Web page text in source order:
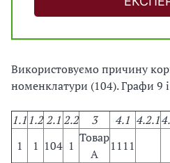
Використовуємо причину
номенклатури (104). Графи 9
1.11.2 2.1 2.2 3 4.1 4.2.1
1
1 104 1
Товар
А
1111